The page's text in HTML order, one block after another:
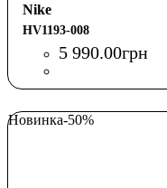
Nike
HV1193-008
5 990.00грн
Новинка-50%